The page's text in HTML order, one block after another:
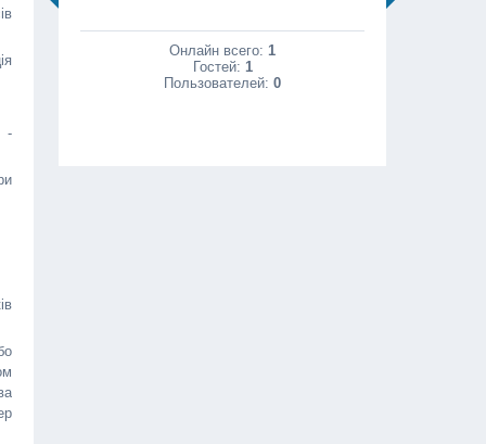
-
Онлайн всего:1
Гостей: 1
Пользователей:0